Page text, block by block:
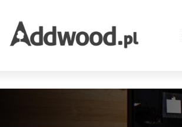
Skip
to
main
Przejdź
do
treści
Skip
to
search
Skip
to
footer